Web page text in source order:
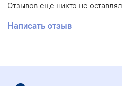
Отзывов еще никто не оставлял
Написать отзыв